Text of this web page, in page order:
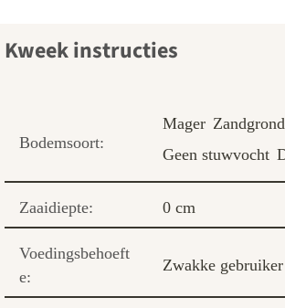
Kweek instructies
Bodemsoort:
Mager Zandgrond
Geen stuwvocht
Zaaidiepte: 0 cm
Voedingsbehoeft
e:
Zwakke gebruiker